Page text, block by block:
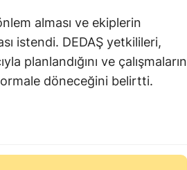
alması ve ekiplerin
istendi. DEDAŞ yetkilileri,
planlandığını ve çalışmaların
döneceğini belirtti.